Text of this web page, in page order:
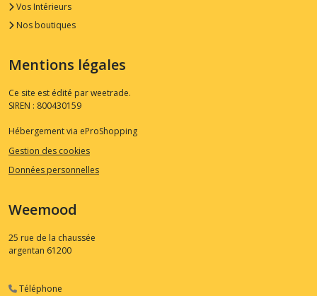
Vos Intérieurs
Nos boutiques
Mentions légales
Ce site est édité par weetrade.
SIREN : 800430159
Hébergement via eProShopping
Gestion des cookies
Données personnelles
Weemood
25 rue de la chaussée
argentan 61200
Téléphone